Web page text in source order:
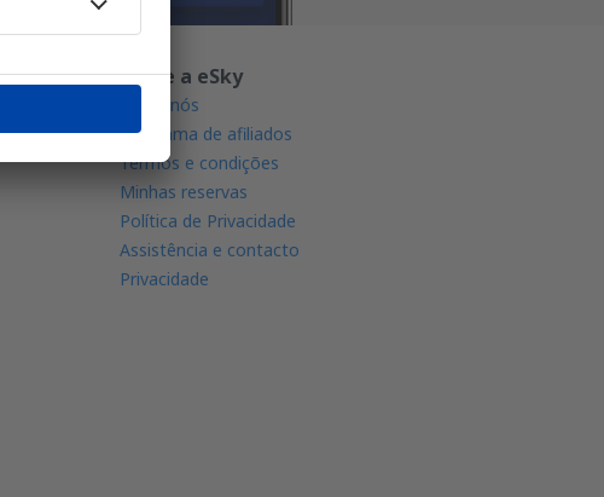
Sobre a eSky
Sobre nós
Programa de afiliados
Termos e condições
Minhas reservas
Política de Privacidade
Assistência e contacto
Privacidade